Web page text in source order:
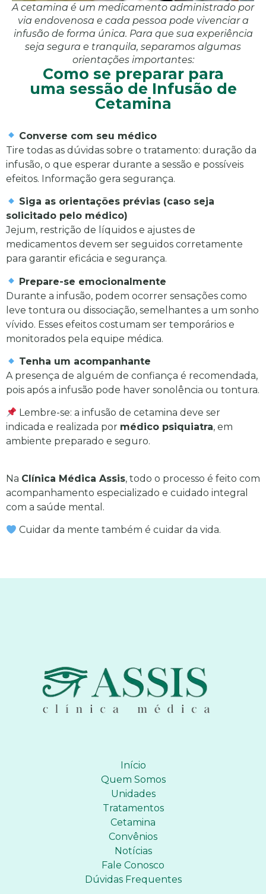
A cetamina é um medicamento administrado por
via endovenosa e cada pessoa pode vivenciar a
infusão de forma única. Para que sua experiência
seja segura e tranquila, separamos algumas
orientações importantes:
Como se preparar para
uma sessão de Infusão de
Cetamina
Converse com seu médico
Tire todas as dúvidas sobre o tratamento: duração da
infusão, o que esperar durante a sessão e possíveis
efeitos. Informação gera segurança.
Siga as orientações prévias (caso seja
solicitado pelo médico)
Jejum, restrição de líquidos e ajustes de
medicamentos devem ser seguidos corretamente
para garantir eficácia e segurança.
Prepare-se emocionalmente
Durante a infusão, podem ocorrer sensações como
leve tontura ou dissociação, semelhantes a um sonho
vívido. Esses efeitos costumam ser temporários e
monitorados pela equipe médica.
Tenha um acompanhante
A presença de alguém de confiança é recomendada,
pois após a infusão pode haver sonolência ou tontura.
Lembre-se: a infusão de cetamina deve ser
indicada e realizada por médico psiquiatra, em
ambiente preparado e seguro.
Na Clínica Médica Assis, todo o processo é feito com
acompanhamento especializado e cuidado integral
com a saúde mental.
Cuidar da mente também é cuidar da vida.
Início
Quem Somos
Unidades
Tratamentos
Cetamina
Convênios
Notícias
Fale Conosco
Dúvidas Frequentes